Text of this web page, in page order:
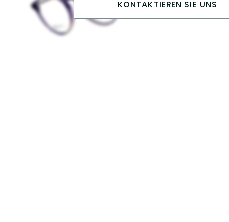
KONTAKTIEREN SIE UNS